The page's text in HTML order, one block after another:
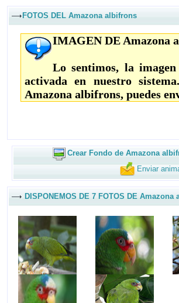
FOTOS DEL Amazona albifrons
IMAGEN DE Amazona
Lo sentimos, la
activada en nuestro
Amazona albifrons, puedes
Crear Fondo de Amazona
Enviar
DISPONEMOS DE 7 FOTOS DE Amazona